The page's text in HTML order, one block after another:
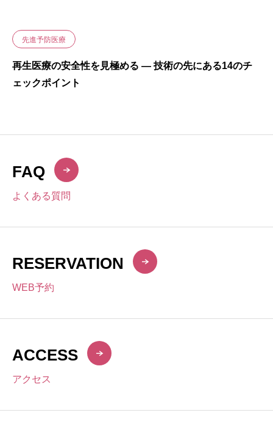
先進予防医療
再生医療の安全性を見極める ― 技術の先にある14のチ
ェックポイント
FAQ
よくある質問
RESERVATION
WEB予約
ACCESS
アクセス